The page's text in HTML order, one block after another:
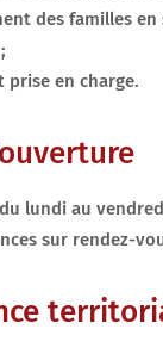
des familles en
prise en charge.
lundi au
sur rendez-